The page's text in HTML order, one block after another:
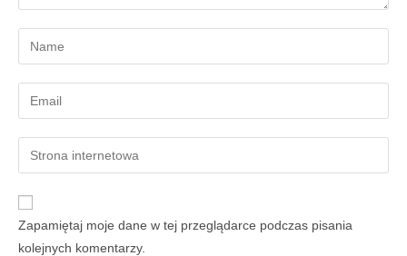
Zapamiętaj moje dane w tej przeglądarce podczas pisania
kolejnych komentarzy.